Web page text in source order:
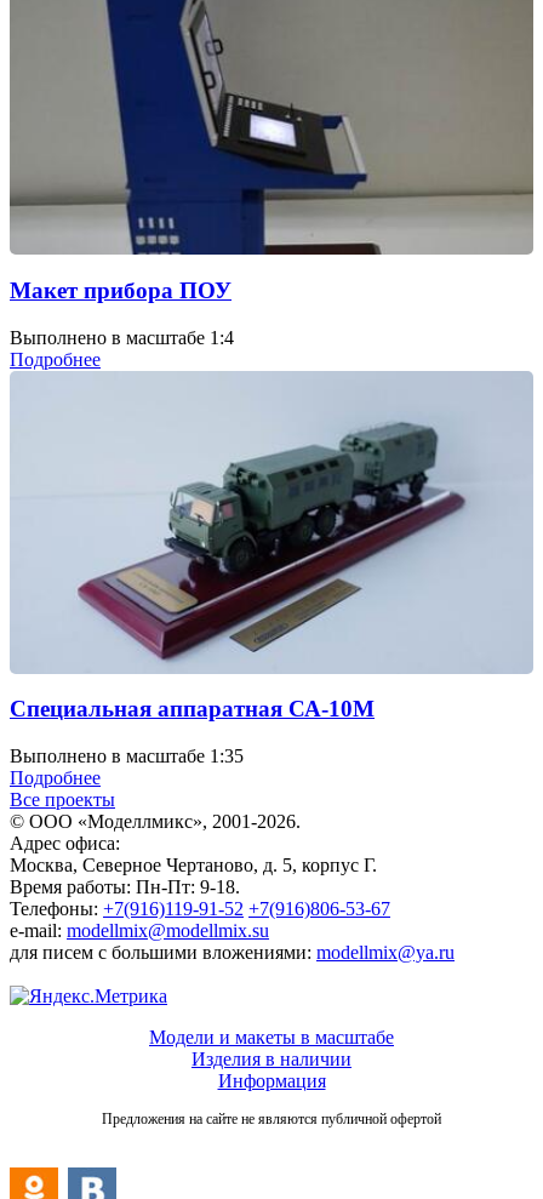
Макет прибора ПОУ
Выполнено в масштабе 1:4
Подробнее
Специальная аппаратная СА-10М
Выполнено в масштабе 1:35
Подробнее
Все проекты
© ООО «Моделлмикс», 2001-2026.
Адрес офиса:
Москва, Северное Чертаново, д. 5, корпус Г.
Время работы: Пн-Пт: 9-18.
Телефоны: +7(916)119-91-52 +7(916)806-53-67
e-mail: modellmix@modellmix.su
для писем с большими вложениями: modellmix@ya.ru
Модели и макеты в масштабе
Изделия в наличии
Информация
Предложения на сайте не являются публичной офертой